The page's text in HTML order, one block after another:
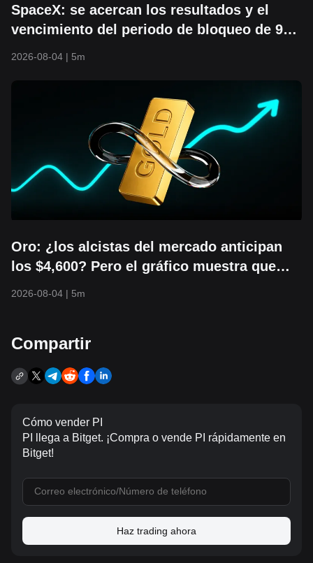
SpaceX: se acercan los resultados y el
vencimiento del periodo de bloqueo de 900
2026-08-04 | 5m
Oro: ¿los alcistas del mercado anticipan
los $4,600? Pero el gráfico muestra que
2026-08-04 | 5m
Compartir
Cómo vender PI
PI llega a Bitget. ¡Compra o vende PI rápidamente en
Bitget!
Haz trading ahora